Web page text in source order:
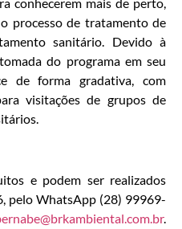
processo de tratamento de
sanitário. Devido à
do programa em seu
de forma gradativa, com
visitações de grupos de
e podem ser realizados
pelo WhatsApp (28) 99969-
.